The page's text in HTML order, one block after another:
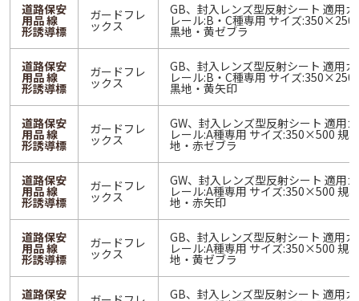
道路保安
用品 線
形誘導標
ガードフレ
ックス
GB、封入レンズ型反射シート 適用
レール:B・C種専用 サイズ:350×250
黒地・黄ゼブラ
道路保安
用品 線
形誘導標
ガードフレ
ックス
GB、封入レンズ型反射シート 適用
レール:B・C種専用 サイズ:350×250
黒地・黄矢印
道路保安
用品 線
形誘導標
ガードフレ
ックス
GW、封入レンズ型反射シート 適用
レール:A種専用 サイズ:350×500 規
地・赤ゼブラ
道路保安
用品 線
形誘導標
ガードフレ
ックス
GW、封入レンズ型反射シート 適用
レール:A種専用 サイズ:350×500 規
地・赤矢印
道路保安
用品 線
形誘導標
ガードフレ
ックス
GB、封入レンズ型反射シート 適用
レール:A種専用 サイズ:350×500 規
地・黄ゼブラ
道路保安 GB、封入レンズ型反射シート 適用